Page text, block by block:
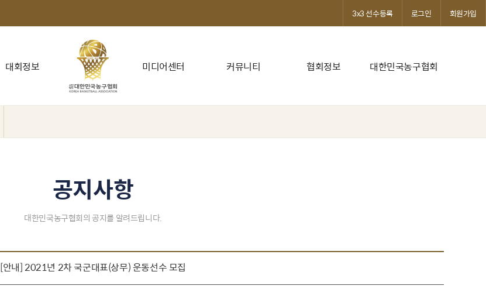
대회정보 미디어센터 커뮤니티 협회정보 대한민국농구협회
3x3 선수등록 로그인 회원가입
공지사항
대한민국농구협회의 공지를 알려드립니다.
[안내] 2021년 2차 국군대표(상무) 운동선수 모집